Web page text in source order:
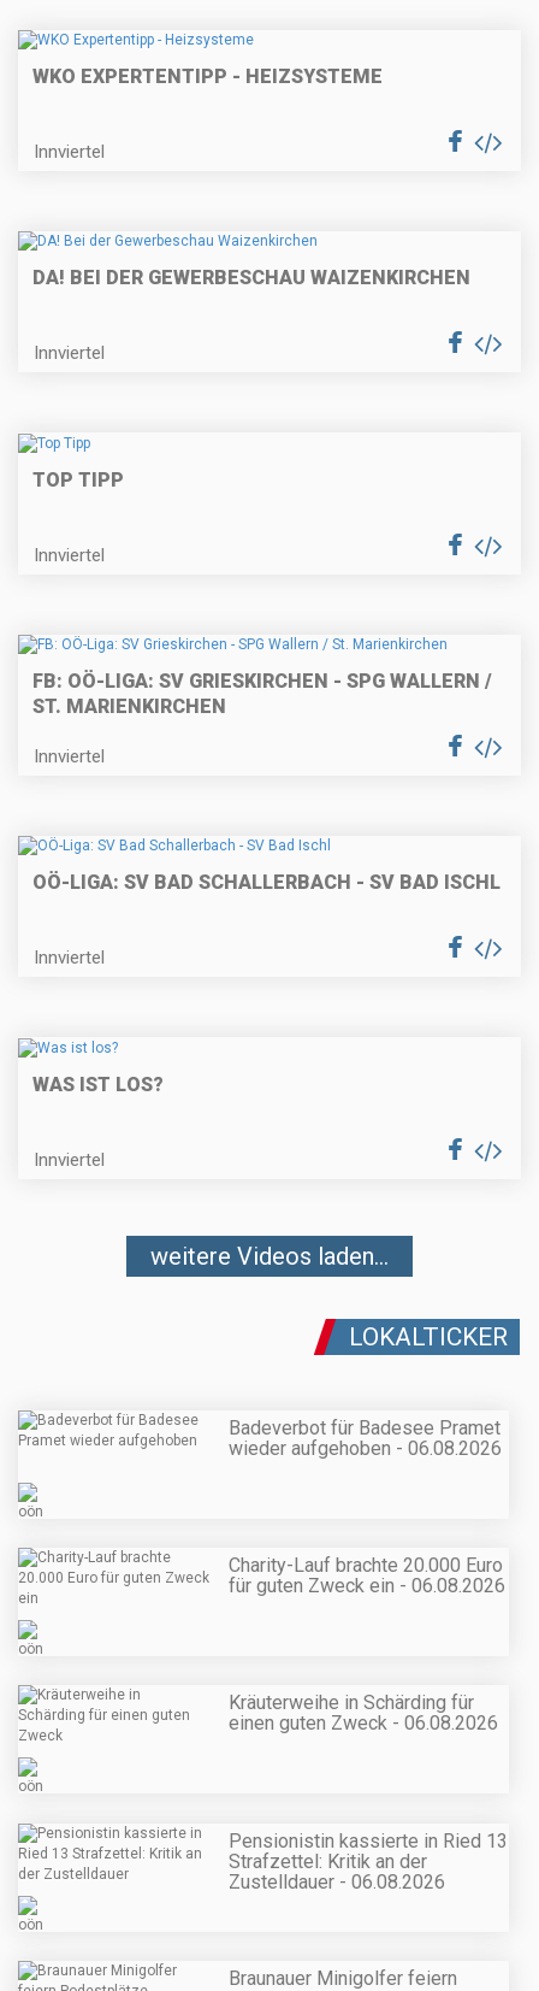
WKO EXPERTENTIPP - HEIZSYSTEME
Innviertel
DA! BEI DER GEWERBESCHAU WAIZENKIRCHEN
Innviertel
TOP TIPP
Innviertel
FB: OÖ-LIGA: SV GRIESKIRCHEN - SPG WALLERN /
ST. MARIENKIRCHEN
Innviertel
OÖ-LIGA: SV BAD SCHALLERBACH - SV BAD ISCHL
Innviertel
WAS IST LOS?
Innviertel
weitere Videos laden...
LOKALTICKER
Badeverbot für Badesee Pramet
wieder aufgehoben - 06.08.2026
Charity-Lauf brachte 20.000 Euro
für guten Zweck ein - 06.08.2026
Kräuterweihe in Schärding für
einen guten Zweck - 06.08.2026
Pensionistin kassierte in Ried 13
Strafzettel: Kritik an der
Zustelldauer - 06.08.2026
Braunauer Minigolfer feiern